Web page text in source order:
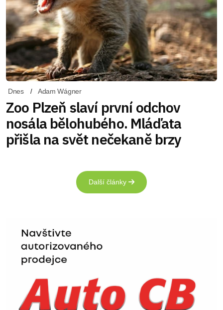
Dnes Adam Wágner
Zoo Plzeň slaví první odchov
nosála bělohubého. Mláďata
přišla na svět nečekaně brzy
Další články